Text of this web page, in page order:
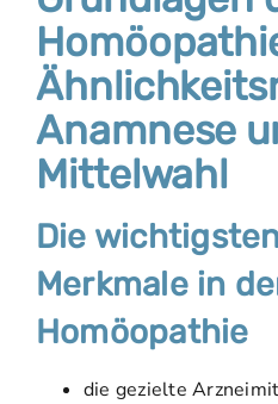
Anamnese
Mittelwahl
Die
Merkmale in
Homöopathie
die gezielte